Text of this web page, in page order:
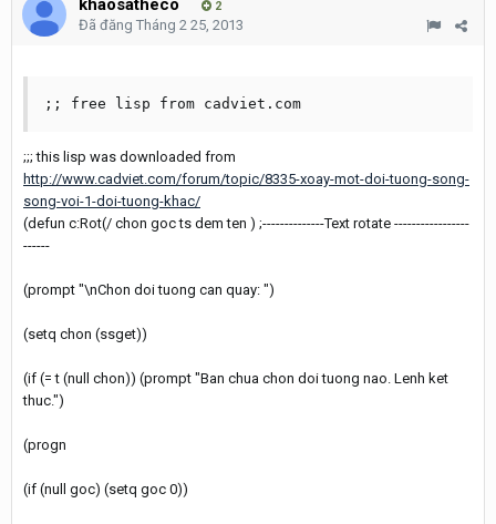
khaosatheco 2
Đã đăng Tháng 2 25, 2013
;; free lisp from cadviet.com
;;; this lisp was downloaded from
http://www.cadviet.com/forum/topic/8335-xoay-mot-doi-tuong-song-
song-voi-1-doi-tuong-khac/
(defun c:Rot(/ chon goc ts dem ten ) ;--------------Text rotate -----------------
------
(prompt "\nChon doi tuong can quay: ")
(setq chon (ssget))
(if (= t (null chon)) (prompt "Ban chua chon doi tuong nao. Lenh ket
thuc.")
(progn
(if (null goc) (setq goc 0))